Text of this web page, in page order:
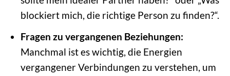
blockiert mich, die richtige Person zu finden?“.
Fragen zu vergangenen Beziehungen:
Manchmal ist es wichtig, die Energien
vergangener Verbindungen zu verstehen, um